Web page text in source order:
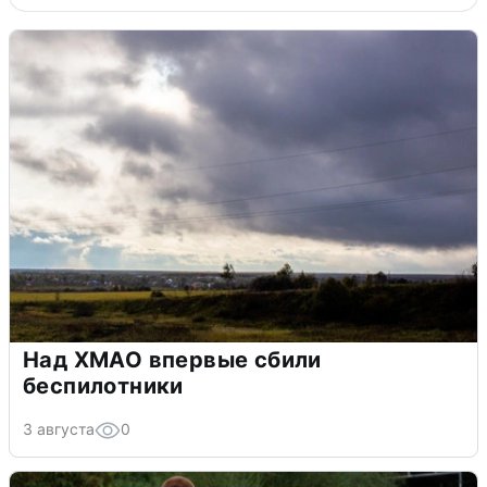
Над ХМАО впервые сбили
беспилотники
3 августа 0